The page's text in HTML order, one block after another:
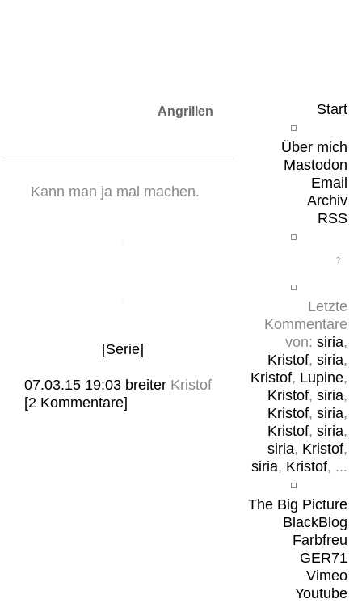
Start
Über mich
Mastodon
Email
Archiv
RSS
Letzte
Kommentare
von: siria,
Kristof, siria,
Kristof, Lupine,
Kristof, siria,
Kristof, siria,
Kristof, siria,
siria, Kristof,
siria, Kristof, ...
The Big Picture
BlackBlog
Farbfreu
GER71
Vimeo
Youtube
Angrillen
Kann man ja mal machen.
[Serie]
07.03.15 19:03 breiter Kristof
[2 Kommentare]